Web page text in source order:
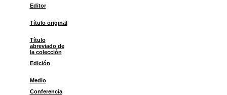
Editor
Título original
Título
abreviado de
la colección
Edición
Medio
Conferencia